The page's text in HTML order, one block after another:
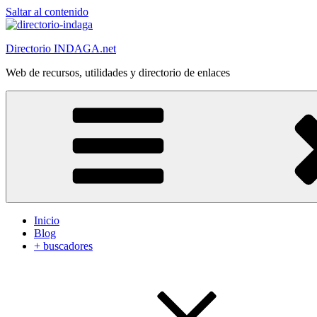
Saltar al contenido
Directorio INDAGA.net
Web de recursos, utilidades y directorio de enlaces
Inicio
Blog
+ buscadores